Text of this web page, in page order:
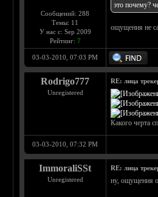
Сообщений: 288
Темы: 11
У нас с: Sep 2009
Рейтинг: 7
это почему?
ощущения не
03-03-2010, 07:03 PM
Rodrigo777
Unregistered
RE: лица
Какого черта
03-03-2010, 07:32 PM
ImmoraliSSt
Unregistered
RE: лица
ну, ощущения